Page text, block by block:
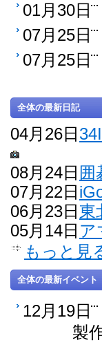
01月30日
07月25日
07月25日
全体の最新日記
04月26日
08月24日 囲
07月22日
06月23日 東
05月14日 ア
もっと見
全体の最新イベント
12月19日
製